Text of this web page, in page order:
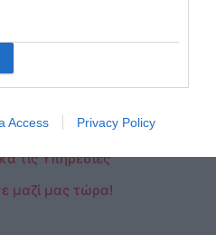
Access Privacy Policy
προς επισκέπτες
τις Υπηρεσίες
μαζί μας τώρα!